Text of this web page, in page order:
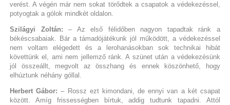
verést. A végén már nem sokat törődtek a csapatok a védekezéssel,
potyogtak a gólok mindkét oldalon.
Szilágyi Zoltán: – Az első félidőben nagyon tapadtak ránk a
békéscsabaiak. Bár a támadójátékunk jól működött, a védekezéssel
nem voltam elégedett és a lerohanásokban sok technikai hibát
követtünk el, ami nem jellemző ránk. A szünet után a védekezésünk
jól összeállt, megvolt az összhang és ennek köszönhető, hogy
elhúztunk néhány góllal.
Herbert Gábor: – Rossz ezt kimondani, de ennyi van a két csapat
között. Amíg frissességben bírtuk, addig tudtunk tapadni. Attól